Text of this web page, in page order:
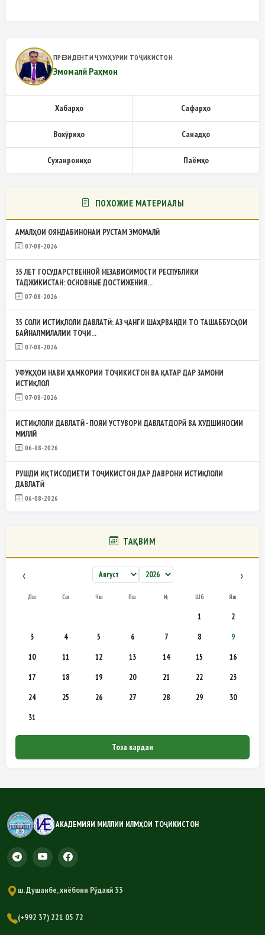
ПРЕЗИДЕНТИ ҶУМҲУРИИ ТОҶИКИСТОН
Эмомалӣ Раҳмон
Хабарҳо Сафарҳо
Вохӯриҳо Санадҳо
Суханрониҳо Паёмҳо
ПОХОЖИЕ МАТЕРИАЛЫ
АМАЛҲОИ ОЯНДАБИНОНАИ РУСТАМ ЭМОМАЛӢ
07-08-2026
35 ЛЕТ ГОСУДАРСТВЕННОЙ НЕЗАВИСИМОСТИ РЕСПУБЛИКИ
ТАДЖИКИСТАН: ОСНОВНЫЕ ДОСТИЖЕНИЯ...
07-08-2026
35 СОЛИ ИСТИҚЛОЛИ ДАВЛАТӢ: АЗ ҶАНГИ ШАҲРВАНДИ ТО ТАШАББУСҲОИ
БАЙНАЛМИЛАЛИИ ТОҶИ...
07-08-2026
УФУҚҲОИ НАВИ ҲАМКОРИИ ТОҶИКИСТОН ВА ҚАТАР ДАР ЗАМОНИ
ИСТИҚЛОЛ
07-08-2026
ИСТИҚЛОЛИ ДАВЛАТӢ - ПОЯИ УСТУВОРИ ДАВЛАТДОРӢ ВА ХУДШИНОСИИ
МИЛЛӢ
06-08-2026
РУШДИ ИҚТИСОДИЁТИ ТОҶИКИСТОН ДАР ДАВРОНИ ИСТИҚЛОЛИ
ДАВЛАТӢ
06-08-2026
ТАҚВИМ
‹ ›
Дш Сш Чш Пш Ҷм Шб Яш
1
2
3
4 5 6 7 8
9
10
11 12 13 14 15
16
17
18 19 20 21 22
23
24
25 26 27 28 29
30
31
Тоза кардан
АКАДЕМИЯИ МИЛЛИИ ИЛМҲОИ ТОҶИКИСТОН
ш. Душанбе, хиёбони Рӯдакӣ 33
(+992 37) 221 05 72